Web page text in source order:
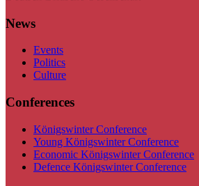
News
Events
Politics
Culture
Conferences
Königswinter Conference
Young Königswinter Conference
Economic Königswinter Conference
Defence Königswinter Conference